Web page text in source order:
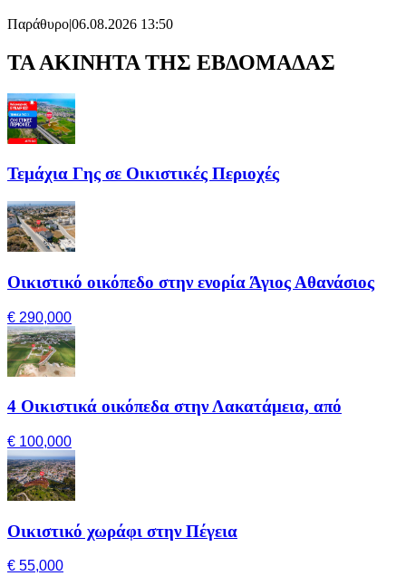
Παράθυρο|06.08.2026 13:50
ΤΑ ΑΚΙΝΗΤΑ ΤΗΣ ΕΒΔΟΜΑΔΑΣ
Τεμάχια Γης σε Οικιστικές Περιοχές
Οικιστικό οικόπεδο στην ενορία Άγιος Αθανάσιος
€ 290,000
4 Οικιστικά οικόπεδα στην Λακατάμεια, από
€ 100,000
Οικιστικό χωράφι στην Πέγεια
€ 55,000